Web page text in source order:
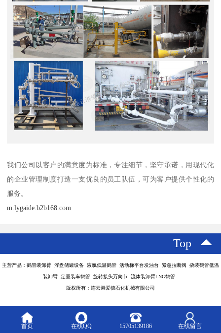
我们公司以客户的满意度为标准，专注细节，坚守承诺，用现代化
的企业管理制度打造一支优良的员工队伍，可为客户提供个性化的
服务。
m.lygaide.b2b168.com
Top
主营产品：鹤管装卸臂 浮盘储罐设备 液氯低温鹤管 活动梯平台发油台 紧急拉断阀 撬装鹤管低温
装卸臂 定量装车鹤管 旋转接头万向节 流体装卸臂LNG鹤管
版权所有：连云港爱德石化机械有限公司
首页 在线QQ 15705139186 在线留言